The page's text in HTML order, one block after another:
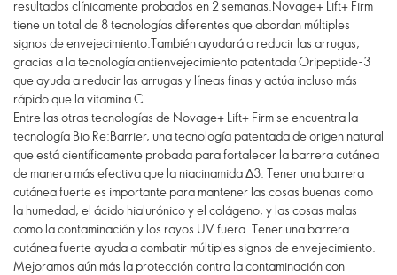
resultados clínicamente probados en 2 semanas.Novage+ Lift+ Firm
tiene un total de 8 tecnologías diferentes que abordan múltiples
signos de envejecimiento.También ayudará a reducir las arrugas,
gracias a la tecnología antienvejecimiento patentada Oripeptide-3
que ayuda a reducir las arrugas y líneas finas y actúa incluso más
rápido que la vitamina C.
Entre las otras tecnologías de Novage+ Lift+ Firm se encuentra la
tecnología Bio Re:Barrier, una tecnología patentada de origen natural
que está científicamente probada para fortalecer la barrera cutánea
de manera más efectiva que la niacinamida Δ3. Tener una barrera
cutánea fuerte es importante para mantener las cosas buenas como
la humedad, el ácido hialurónico y el colágeno, y las cosas malas
como la contaminación y los rayos UV fuera. Tener una barrera
cutánea fuerte ayuda a combatir múltiples signos de envejecimiento.
Mejoramos aún más la protección contra la contaminación con